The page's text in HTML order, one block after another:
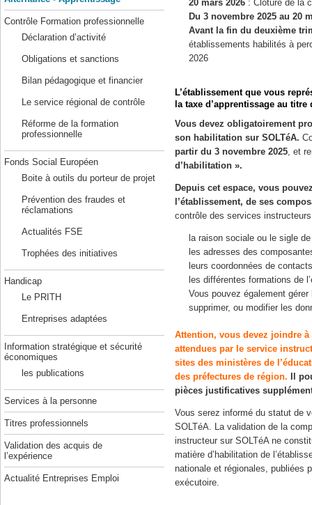
Contrôle Formation professionnelle
Déclaration d’activité
Obligations et sanctions
Bilan pédagogique et financier
Le service régional de contrôle
Réforme de la formation
professionnelle
Fonds Social Européen
Boite à outils du porteur de projet
Prévention des fraudes et
réclamations
Actualités FSE
Trophées des initiatives
Handicap
Le PRITH
Entreprises adaptées
Information stratégique et sécurité
économiques
les publications
Services à la personne
Titres professionnels
Validation des acquis de
l’expérience
Actualité Entreprises Emploi
20 mars 2026: Clôture de la
Du 3 novembre 2025 au 20
Avant la fin du deuxième
établissements habilités à
2026
L’établissement que vous
la taxe d’apprentissage au
Vous devez obligatoirement
son habilitation sur SOLTéA.
partir du 3 novembre 2025 , et
d’habilitation ».
Depuis cet espace, vous
l’établissement, de ses
contrôle des services
la raison sociale ou le sigle
les adresses des
leurs coordonnées de
les différentes formations de
Vous pouvez également
supprimer, ou modifier les
Attention, vous devez joindre
attendues par le service
sites des ministères de
des préfectures de région. Il
pièces justificatives
Vous serez informé du statut de
SOLTéA. La validation de la
instructeur sur SOLTéA ne
matière d’habilitation de
nationale et régionales, publiées
exécutoire.